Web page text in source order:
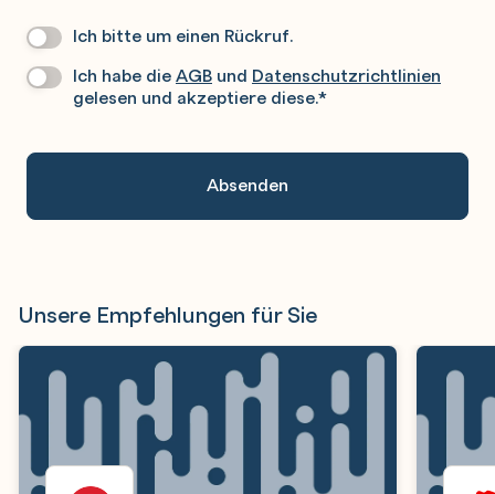
Wir
Sie
Ich bitte um einen Rückruf.
Datenschutz*
Ich habe dieAGB und Datenschutzrichtlinien
gelesen und akzeptiere diese.*
Unsere Empfehlungen für Sie